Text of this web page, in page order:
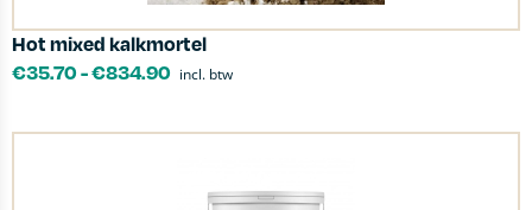
Hot mixed kalkmortel
€35.70-€834.90 incl. btw